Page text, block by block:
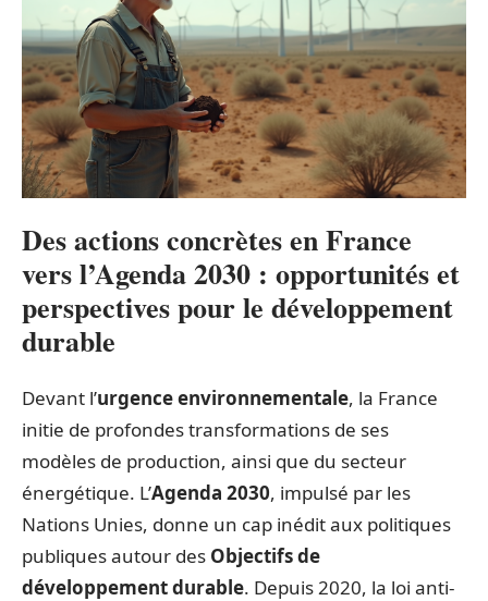
Des actions concrètes en France
vers l’Agenda 2030 : opportunités et
perspectives pour le développement
durable
Devant l’urgence environnementale, la France
initie de profondes transformations de ses
modèles de production, ainsi que du secteur
énergétique. L’Agenda 2030, impulsé par les
Nations Unies, donne un cap inédit aux politiques
publiques autour des Objectifs de
développement durable. Depuis 2020, la loi anti-